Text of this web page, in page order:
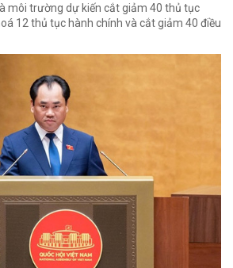
môi trường dự kiến cắt giảm 40 thủ tục
12 thủ tục hành chính và cắt giảm 40 điều